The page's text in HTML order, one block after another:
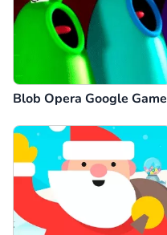
Blob Opera Google Game